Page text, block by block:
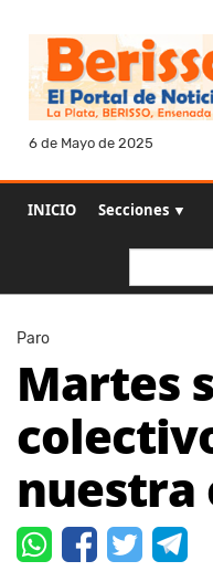
6 de Mayo de 2025
INICIO Secciones ▼
Paro
Martes
nuestra